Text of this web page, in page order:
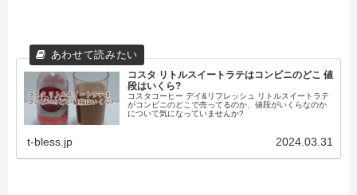
コスタ リトルスイートラテはコンビニのどこ 値
段はいくら?
コスタコーヒー デイ&リフレッシュ リトルスイートラテ
がコンビニのどこで売ってるのか、値段がいくらなのか
について気になっていませんか?
t-bless.jp 2024.03.31